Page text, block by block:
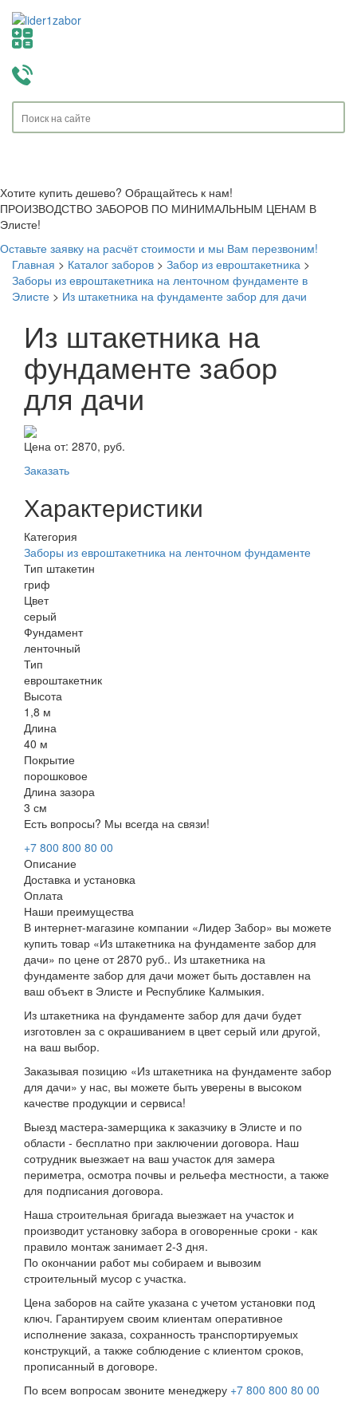
Хотите купить дешево? Обращайтесь к нам!
ПРОИЗВОДСТВО ЗАБОРОВ ПО МИНИМАЛЬНЫМ ЦЕНАМ В
Элисте!
Оставьте заявку на расчёт стоимости и мы Вам перезвоним!
Главная > Каталог заборов > Забор из евроштакетника >
Заборы из евроштакетника на ленточном фундаменте в
Элисте > Из штакетника на фундаменте забор для дачи
Из штакетника на
фундаменте забор
для дачи
Цена от: 2870, руб.
Заказать
Характеристики
Категория
Заборы из евроштакетника на ленточном фундаменте
Тип штакетин
гриф
Цвет
серый
Фундамент
ленточный
Тип
евроштакетник
Высота
1,8 м
Длина
40 м
Покрытие
порошковое
Длина зазора
3 см
Есть вопросы? Мы всегда на связи!
+7 800 800 80 00
Описание
Доставка и установка
Оплата
Наши преимущества
В интернет-магазине компании «Лидер Забор» вы можете
купить товар «Из штакетника на фундаменте забор для
дачи» по цене от 2870 руб.. Из штакетника на
фундаменте забор для дачи может быть доставлен на
ваш объект в Элисте и Республике Калмыкия.
Из штакетника на фундаменте забор для дачи будет
изготовлен за с окрашиванием в цвет серый или другой,
на ваш выбор.
Заказывая позицию «Из штакетника на фундаменте забор
для дачи» у нас, вы можете быть уверены в высоком
качестве продукции и сервиса!
Выезд мастера-замерщика к заказчику в Элисте и по
области - бесплатно при заключении договора. Наш
сотрудник выезжает на ваш участок для замера
периметра, осмотра почвы и рельефа местности, а также
для подписания договора.
Наша строительная бригада выезжает на участок и
производит установку забора в оговоренные сроки - как
правило монтаж занимает 2-3 дня.
По окончании работ мы собираем и вывозим
строительный мусор с участка.
Цена заборов на сайте указана с учетом установки под
ключ. Гарантируем своим клиентам оперативное
исполнение заказа, сохранность транспортируемых
конструкций, а также соблюдение с клиентом сроков,
прописанный в договоре.
По всем вопросам звоните менеджеру +7 800 800 80 00